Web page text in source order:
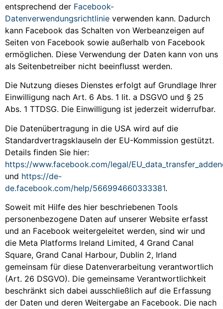
entsprechend der Facebook-
Datenverwendungsrichtlinie verwenden kann. Dadurch
kann Facebook das Schalten von Werbeanzeigen auf
Seiten von Facebook sowie außerhalb von Facebook
ermöglichen. Diese Verwendung der Daten kann von uns
als Seitenbetreiber nicht beeinflusst werden.
Die Nutzung dieses Dienstes erfolgt auf Grundlage Ihrer
Einwilligung nach Art. 6 Abs. 1 lit. a DSGVO und § 25
Abs. 1 TTDSG. Die Einwilligung ist jederzeit widerrufbar.
Die Datenübertragung in die USA wird auf die
Standardvertragsklauseln der EU-Kommission gestützt.
Details finden Sie hier:
https://www.facebook.com/legal/
und https://de-
de.facebook.com/help/566994660333381.
Soweit mit Hilfe des hier beschriebenen Tools
personenbezogene Daten auf unserer Website erfasst
und an Facebook weitergeleitet werden, sind wir und
die Meta Platforms Ireland Limited, 4 Grand Canal
Square, Grand Canal Harbour, Dublin 2, Irland
gemeinsam für diese Datenverarbeitung verantwortlich
(Art. 26 DSGVO). Die gemeinsame Verantwortlichkeit
beschränkt sich dabei ausschließlich auf die Erfassung
der Daten und deren Weitergabe an Facebook. Die nach